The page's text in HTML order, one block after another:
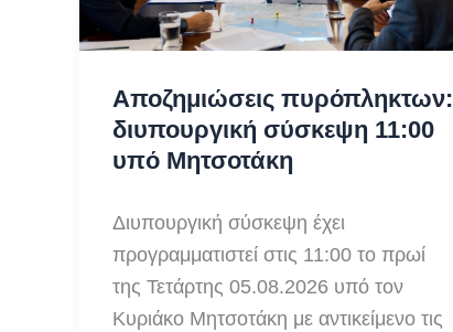
Αποζημιώσεις πυρόπληκτων:
διυπουργική σύσκεψη 11:00
υπό Μητσοτάκη
Διυπουργική σύσκεψη έχει
προγραμματιστεί στις 11:00 το πρωί
της Τετάρτης 05.08.2026 υπό τον
Κυριάκο Μητσοτάκη με αντικείμενο τις